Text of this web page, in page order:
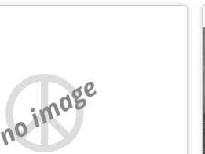
no image